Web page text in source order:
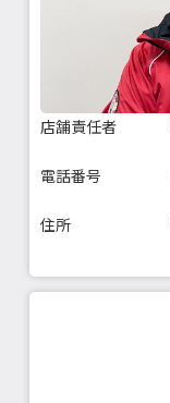
店舗責任者
電話番号
住所